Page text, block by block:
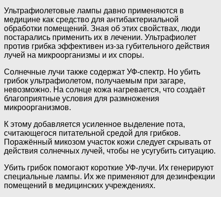
Ультрафиолетовые лампы давно применяются в
медицине как средство для антибактериальной
обработки помещений. Зная об этих свойствах, люди
постарались применить их в лечении. Ультрафиолет
против грибка эффективен из-за губительного действия
лучей на микроорганизмы и их споры.
Солнечные лучи также содержат УФ-спектр. Но убить
грибок ультрафиолетом, получаемым при загаре,
невозможно. На солнце кожа нагревается, что создаёт
благоприятные условия для размножения
микроорганизмов.
К этому добавляется усиленное выделение пота,
считающегося питательной средой для грибков.
Поражённый микозом участок кожи следует скрывать от
действия солнечных лучей, чтобы не усугубить ситуацию.
Убить грибок помогают короткие УФ-лучи. Их генерируют
специальные лампы. Их же применяют для дезинфекции
помещений в медицинских учреждениях.